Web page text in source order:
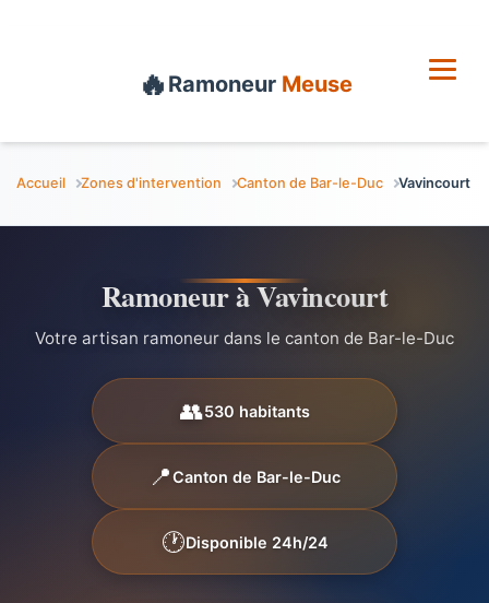
🔥 Ramoneur Meuse
Accueil Zones d'intervention Canton de Bar-le-Duc Vavincourt
Ramoneur à Vavincourt
Votre artisan ramoneur dans le canton de Bar-le-Duc
👥530 habitants
📍Canton de Bar-le-Duc
🕐Disponible 24h/24